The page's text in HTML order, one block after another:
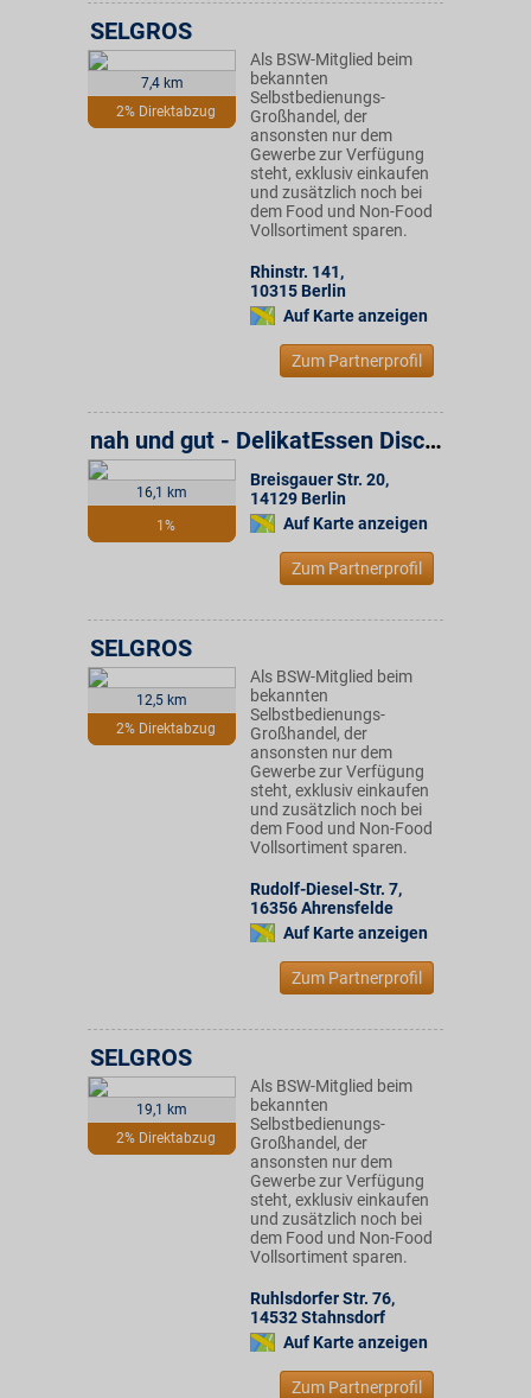
7,4 km
2% Direktabzug
SELGROS
Als BSW-Mitglied beim
bekannten
Selbstbedienungs-
Großhandel, der
ansonsten nur dem
Gewerbe zur Verfügung
steht, exklusiv einkaufen
und zusätzlich noch bei
dem Food und Non-Food
Vollsortiment sparen.
Rhinstr. 141,
10315 Berlin
Auf Karte anzeigen
Zum Partnerprofil
16,1 km
1%
nah und gut - DelikatEssen Discounter
Breisgauer Str. 20,
14129 Berlin
Auf Karte anzeigen
Zum Partnerprofil
12,5 km
2% Direktabzug
SELGROS
Als BSW-Mitglied beim
bekannten
Selbstbedienungs-
Großhandel, der
ansonsten nur dem
Gewerbe zur Verfügung
steht, exklusiv einkaufen
und zusätzlich noch bei
dem Food und Non-Food
Vollsortiment sparen.
Rudolf-Diesel-Str. 7,
16356Ahrensfelde
Auf Karte anzeigen
Zum Partnerprofil
19,1 km
2% Direktabzug
SELGROS
Als BSW-Mitglied beim
bekannten
Selbstbedienungs-
Großhandel, der
ansonsten nur dem
Gewerbe zur Verfügung
steht, exklusiv einkaufen
und zusätzlich noch bei
dem Food und Non-Food
Vollsortiment sparen.
Ruhlsdorfer Str. 76,
14532Stahnsdorf
Auf Karte anzeigen
Zum Partnerprofil